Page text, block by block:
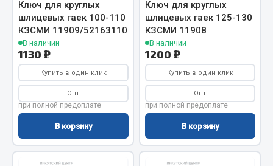
Столярный инструмент
Весь раздел
Цепи подъёмные
Весь раздел
Ключ для круглых
шлицевых гаек 100-110
КЗСМИ 11909/52163110
В наличии
1130 ₽
Купить в один клик
Опт
при полной предоплате
В корзину
Ключ для круглых
шлицевых гаек 125-130
КЗСМИ 11908
В наличии
1200 ₽
Купить в один клик
Опт
при полной предоплате
В корзину